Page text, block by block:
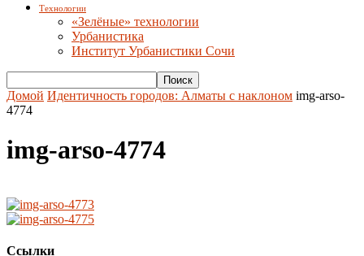
Технологии
«Зелёные» технологии
Урбанистика
Институт Урбанистики Сочи
Домой Идентичность городов: Алматы с наклоном img-arso-
4774
img-arso-4774
Ссылки